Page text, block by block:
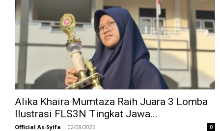
Alika Khaira Mumtaza Raih Juara 3 Lomba
Ilustrasi FLS3N Tingkat Jawa...
Official As-Syifa - 02/08/2026 0